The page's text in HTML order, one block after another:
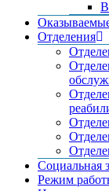
В
Отделения
Социальная
Режим